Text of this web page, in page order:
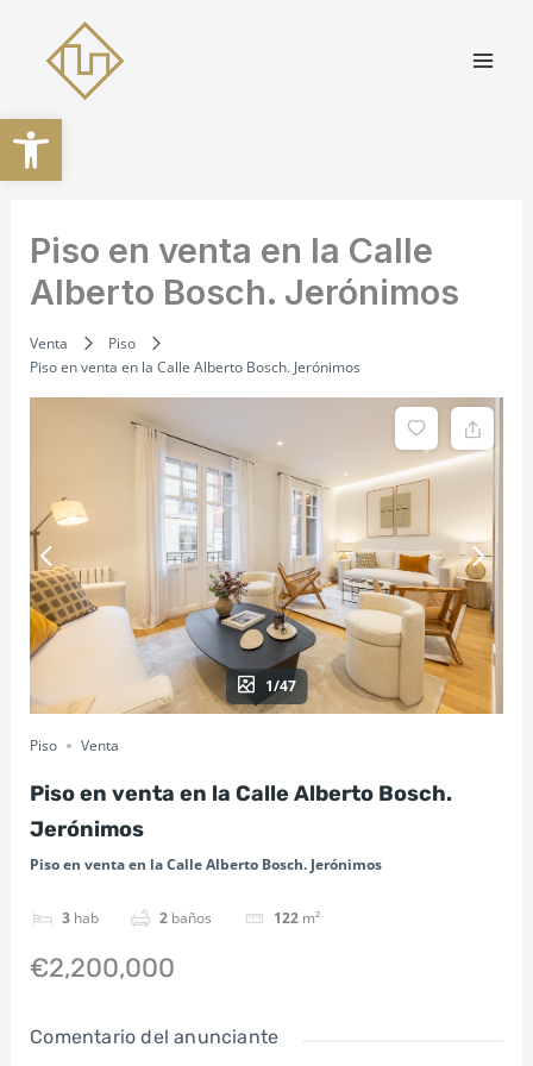
Abrir barra de herramientas
contenido
Piso en venta en la Calle
Alberto Bosch. Jerónimos
Venta
Piso
Piso en venta en la Calle Alberto Bosch. Jerónimos
1/47
Piso Venta
Piso en venta en la Calle Alberto Bosch.
Jerónimos
Piso en venta en la Calle Alberto Bosch. Jerónimos
3 hab 2 baños 122 m²
€2,200,000
Comentario del anunciante